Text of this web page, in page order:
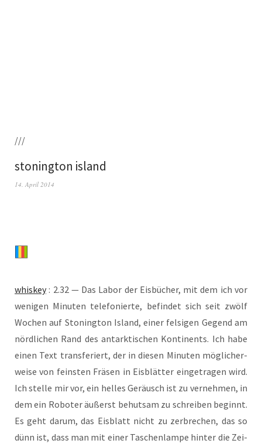
///
stonington island
14. April 2014
whis­key: 2.32 — Das Labor der Eis­bü­cher, mit dem ich vor
weni­gen Minu­ten tele­fo­nier­te, befin­det sich seit zwölf
Wochen auf Ston­ing­ton Island, einer fel­si­gen Gegend am
nörd­li­chen Rand des ant­ark­ti­schen Kon­ti­nents. Ich habe
einen Text trans­fe­riert, der in die­sen Minu­ten mög­li­cher­
wei­se von feins­ten Frä­sen in Eis­blät­ter ein­ge­tra­gen wird.
Ich stel­le mir vor, ein hel­les Geräusch ist zu ver­neh­men, in
dem ein Robo­ter äußerst behut­sam zu schrei­ben beginnt.
Es geht dar­um, das Eis­blatt nicht zu zer­bre­chen, das so
dünn ist, dass man mit einer Taschen­lam­pe hin­ter die Zei­